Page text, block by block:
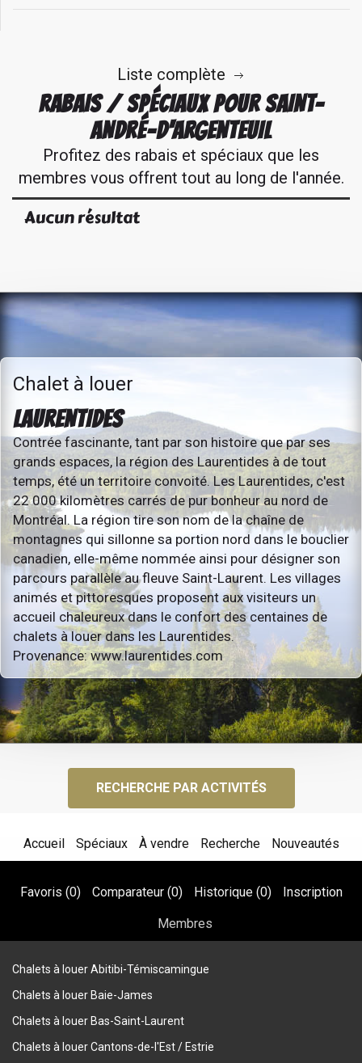
Liste complète
RABAIS / SPÉCIAUX POUR SAINT-
ANDRÉ-D'ARGENTEUIL
Profitez des rabais et spéciaux que les
membres vous offrent tout au long de l'année.
Aucun résultat
Chalet à louer
LAURENTIDES
Contrée fascinante, tant par son histoire que par ses
grands espaces, la région des Laurentides à de tout
temps, été un territoire convoité. Les Laurentides, c'est
22 000 kilomètres carrés de pur bonheur au nord de
Montréal. La région tire son nom de la chaîne de
montagnes qui sillonne sa portion nord dans le bouclier
canadien, elle-même nommée ainsi pour désigner son
parcours parallèle au fleuve Saint-Laurent. Les villages
animés et pittoresques proposent aux visiteurs un
accueil chaleureux dans le confort des centaines de
chalets à louer dans les Laurentides.
Provenance: www.laurentides.com
RECHERCHE PAR ACTIVITÉS
Accueil Spéciaux À vendre Recherche Nouveautés
Favoris (0) Comparateur (0) Historique (0) Inscription
Membres
Chalets à louer Abitibi-Témiscamingue
Chalets à louer Baie-James
Chalets à louer Bas-Saint-Laurent
Chalets à louer Cantons-de-l'Est / Estrie